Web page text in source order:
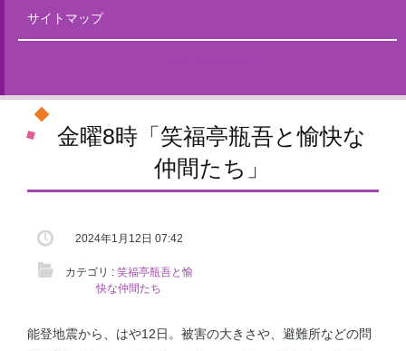
サイトマップ
金曜8時「笑福亭瓶吾と愉快な
仲間たち」
2024年1月12日 07:42
カテゴリ : 笑福亭瓶吾と愉
快な仲間たち
能登地震から、はや12日。被害の大きさや、避難所などの問